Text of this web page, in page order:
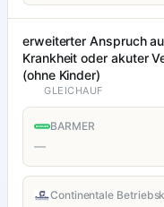
erweiterter Anspruch
Krankheit oder akuter
(ohne Kinder)
GLEICHAUF
BARMER
—
Continentale